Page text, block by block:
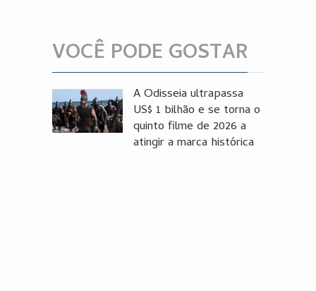
VOCÊ PODE GOSTAR
A Odisseia ultrapassa
US$ 1 bilhão e se torna o
quinto filme de 2026 a
atingir a marca histórica